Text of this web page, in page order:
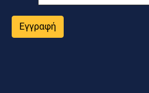
Εγγραφή